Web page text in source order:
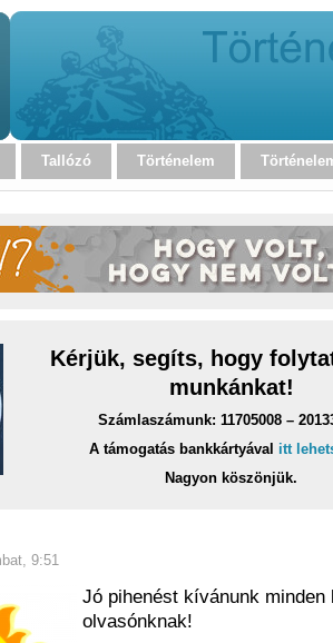
Tallózó Történelem
Kérjük, segíts, hogy
munkánkat!
Számlaszámunk: 11705008 –
A támogatás bankkártyával itt
Nagyon köszönjük.
9:51
Jó pihenést kívánunk minden
olvasónknak!